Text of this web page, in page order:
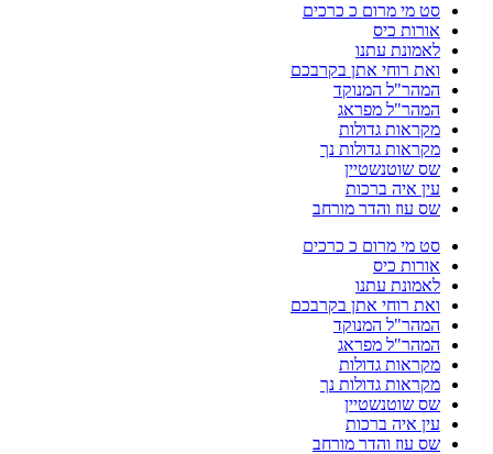
סט מי מרום כ כרכים
אורות כיס
לאמונת עתנו
ואת רוחי אתן בקרבכם
המהר"ל המנוקד
המהר"ל מפראג
מקראות גדולות
מקראות גדולות נך
שס שוטנשטיין
עין איה ברכות
שס עוז והדר מורחב
סט מי מרום כ כרכים
אורות כיס
לאמונת עתנו
ואת רוחי אתן בקרבכם
המהר"ל המנוקד
המהר"ל מפראג
מקראות גדולות
מקראות גדולות נך
שס שוטנשטיין
עין איה ברכות
שס עוז והדר מורחב